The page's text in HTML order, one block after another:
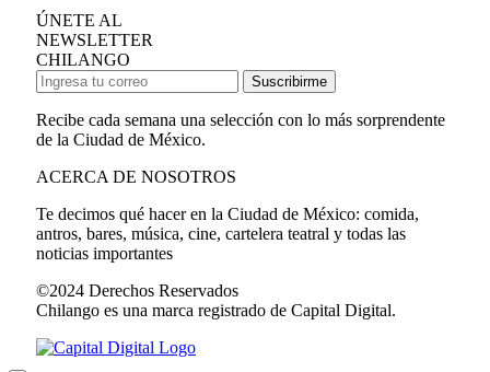
ÚNETE AL
NEWSLETTER
CHILANGO
Suscribirme
Recibe cada semana una selección con lo más sorprendente
de la Ciudad de México.
ACERCA DE NOSOTROS
Te decimos qué hacer en la Ciudad de México: comida,
antros, bares, música, cine, cartelera teatral y todas las
noticias importantes
©2024 Derechos Reservados
Chilango es una marca registrado de Capital Digital.